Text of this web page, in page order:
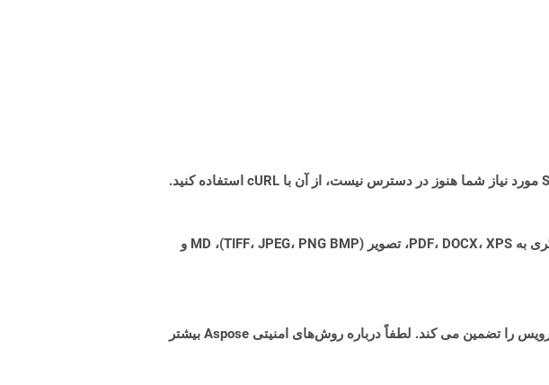
Aspose.Total Cloud می تواند فرمت های فایل را از هر خانواده محصول به هر خانواده محصول دیگری به PDF، DOCX، XPS، تصویر (TIFF، JPEG، PNG BMP)، MD و
البته! Aspose Cloud از سرورهای ابری آمازون EC2 استفاده می کند که امنیت و انعطاف پذیری سرویس را تضمین می کند. لطفاً درباره روش‌های امنیتی Aspose بیشتر